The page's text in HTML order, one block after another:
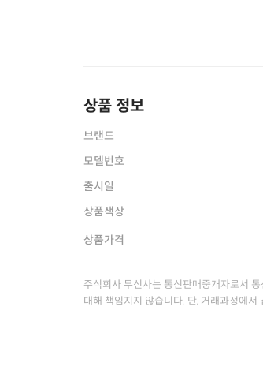
상품 정보
브랜드
모델번호
출시일
상품색상
상품가격
주식회사 무신사는 통신판매중개자로서
대해 책임지지 않습니다. 단, 거래과정에